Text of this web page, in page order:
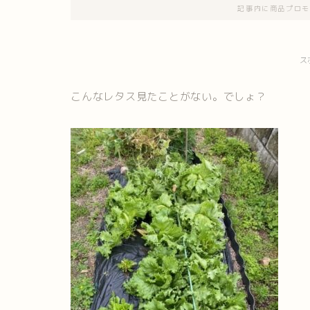
記事内に商品プロ
ス
こんなレタス見たことがない。でしょ？